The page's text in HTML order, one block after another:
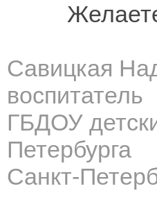
Савицкая
воспитатель
ГБДОУ
Петербурга
Санкт-